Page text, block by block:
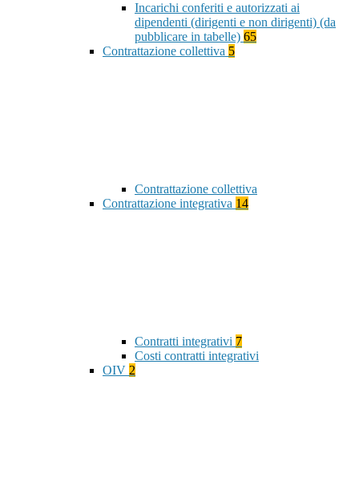
Incarichi conferiti e autorizzati ai
dipendenti (dirigenti e non dirigenti) (da
pubblicare in tabelle) 65
Contrattazione collettiva 5
Contrattazione collettiva
Contrattazione integrativa 14
Contratti integrativi 7
Costi contratti integrativi
OIV 2